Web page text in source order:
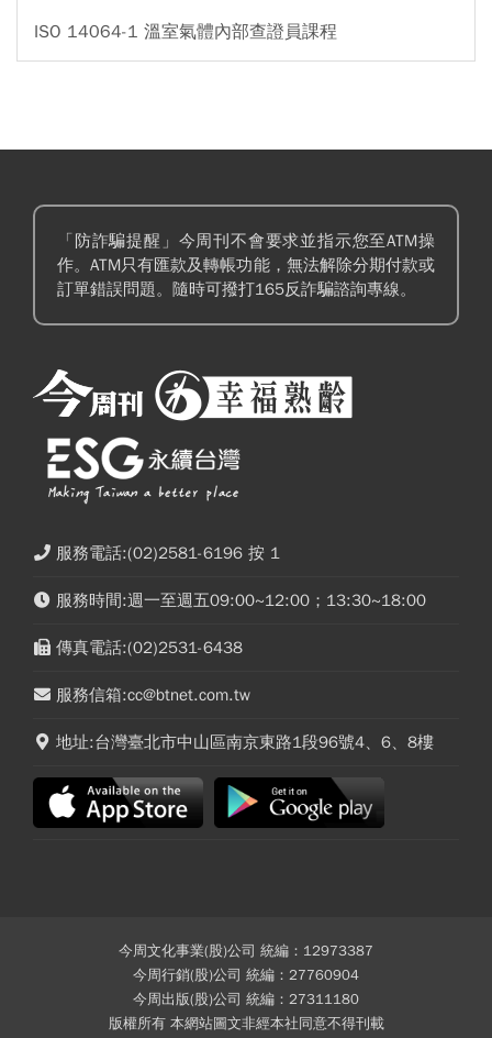
ISO 14064-1 溫室氣體內部查證員課程
「防詐騙提醒」今周刊不會要求並指示您至ATM操
作。ATM只有匯款及轉帳功能，無法解除分期付款或
訂單錯誤問題。隨時可撥打165反詐騙諮詢專線。
服務電話:(02)2581-6196 按 1
服務時間:週一至週五09:00~12:00；13:30~18:00
傳真電話:(02)2531-6438
服務信箱:cc@btnet.com.tw
地址:台灣臺北市中山區南京東路1段96號4、6、8樓
今周文化事業(股)公司 統編：12973387
今周行銷(股)公司 統編：27760904
今周出版(股)公司 統編：27311180
版權所有 本網站圖文非經本社同意不得刊載